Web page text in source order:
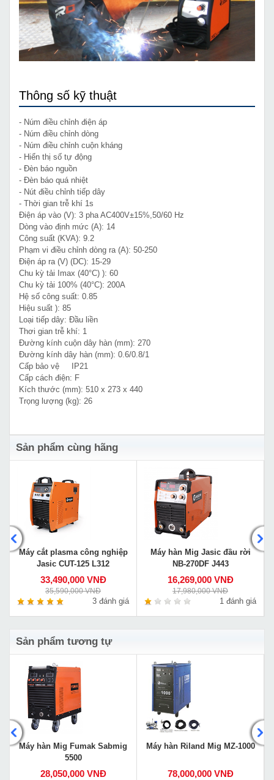
Thông số kỹ thuật
- Núm điều chỉnh điện áp
- Núm điều chỉnh dòng
- Núm điều chỉnh cuộn kháng
- Hiển thị số tự động
- Đèn báo nguồn
- Đèn báo quá nhiệt
- Nút điều chỉnh tiếp dây
- Thời gian trễ khí 1s
Điện áp vào (V): 3 pha AC400V±15%,50/60 Hz
Dòng vào định mức (A): 14
Công suất (KVA): 9.2
Phạm vi điều chỉnh dòng ra (A): 50-250
Điện áp ra (V) (DC): 15-29
Chu kỳ tải Imax (40°C) ): 60
Chu kỳ tải 100% (40°C): 200A
Hệ số công suất: 0.85
Hiệu suất ): 85
Loại tiếp dây: Đầu liền
Thơi gian trễ khí: 1
Đường kính cuộn dây hàn (mm): 270
Đường kính dây hàn (mm): 0.6/0.8/1
Cấp bảo vệ IP21
Cấp cách điện: F
Kích thước (mm): 510 x 273 x 440
Trọng lượng (kg): 26
Sản phẩm cùng hãng
Máy cắt plasma công nghiệp
Jasic CUT-125 L312
33,490,000 VNĐ
35,590,000 VNĐ
3 đánh giá
Máy hàn Mig Jasic đầu rời
NB-270DF J443
16,269,000 VNĐ
17,980,000 VNĐ
1 đánh giá
Sản phẩm tương tự
Máy hàn Mig Fumak Sabmig
5500
28,050,000 VNĐ
Máy hàn Riland Mig MZ-1000
78,000,000 VNĐ